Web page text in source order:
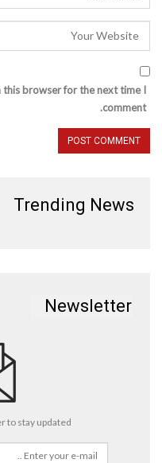
this browser for the next time I
comment.
Trending News
Newsletter
to stay updated.